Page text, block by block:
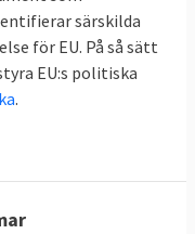
särskilda
för EU. På så sätt
EU:s politiska
.